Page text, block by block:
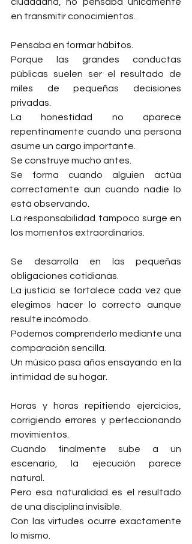
en transmitir conocimientos.
Pensaba en formar hábitos.
Porque las grandes conductas
públicas suelen ser el resultado de
miles de pequeñas decisiones
privadas.
La honestidad no aparece
repentinamente cuando una persona
asume un cargo importante.
Se construye mucho antes.
Se forma cuando alguien actúa
correctamente aun cuando nadie lo
está observando.
La responsabilidad tampoco surge en
los momentos extraordinarios.
Se desarrolla en las pequeñas
obligaciones cotidianas.
La justicia se fortalece cada vez que
elegimos hacer lo correcto aunque
resulte incómodo.
Podemos comprenderlo mediante una
comparación sencilla.
Un músico pasa años ensayando en la
intimidad de su hogar.
Horas y horas repitiendo ejercicios,
corrigiendo errores y perfeccionando
movimientos.
Cuando finalmente sube a un
escenario, la ejecución parece
natural.
Pero esa naturalidad es el resultado
de una disciplina invisible.
Con las virtudes ocurre exactamente
lo mismo.